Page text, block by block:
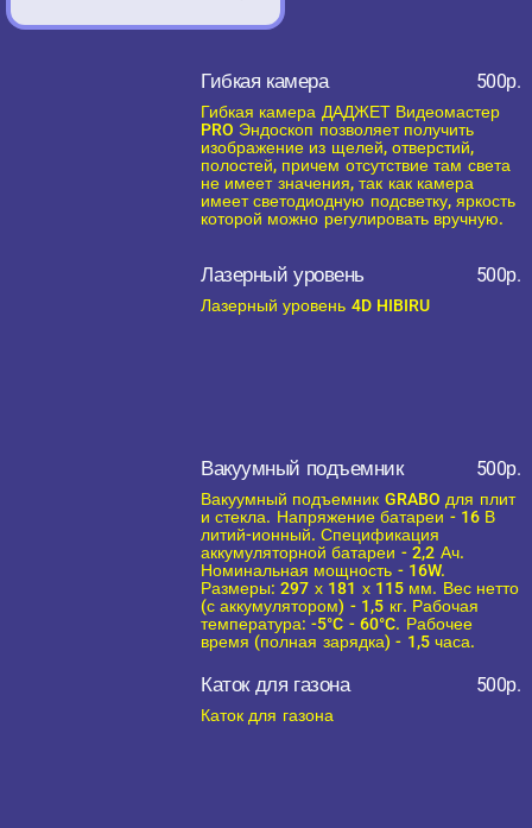
Гибкая камера 500р.
Гибкая камера ДАДЖЕТ Видеомастер
PRO Эндоскоп позволяет получить
изображение из щелей, отверстий,
полостей, причем отсутствие там света
не имеет значения, так как камера
имеет светодиодную подсветку, яркость
которой можно регулировать вручную.
Лазерный уровень 500р.
Лазерный уровень 4D HIBIRU
Вакуумный подъемник 500р.
Вакуумный подъемник GRABO для плит
и стекла. Напряжение батареи - 16 В
литий-ионный. Спецификация
аккумуляторной батареи - 2,2 Ач.
Номинальная мощность - 16W.
Размеры: 297 х 181 х 115 мм. Вес нетто
(с аккумулятором) - 1,5 кг. Рабочая
температура: -5°C - 60°C. Рабочее
время (полная зарядка) - 1,5 часа.
Каток для газона 500р.
Каток для газона